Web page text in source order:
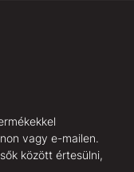
vagy e-mailen.
között értesülni,